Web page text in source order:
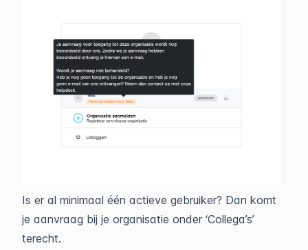
Is er al minimaal één actieve gebruiker? Dan komt
je aanvraag bij je organisatie onder ‘Collega’s’
terecht.